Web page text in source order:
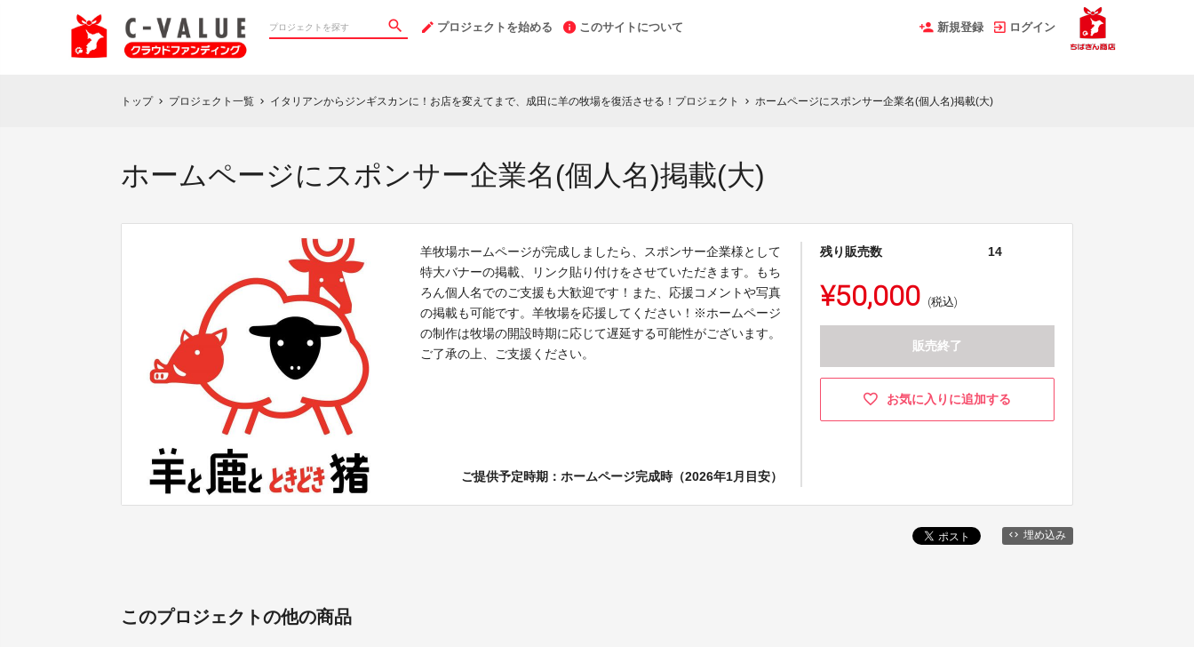
プロジェクトを始める このサイトについて 新規登録 ログイン
トップ chevron_right プロジェクト一覧 chevron_right イタリアンからジンギスカンに！お店を変えてまで、成田に羊の牧場を復活させる！プロジェクト chevron_right ホームページにスポンサー企業名(個人名)掲載(大)
ホームページにスポンサー企業名(個人名)掲載(大)
羊牧場ホームページが完成しましたら、スポンサー企業様として
特大バナーの掲載、リンク貼り付けをさせていただきます。もち
ろん個人名でのご支援も大歓迎です！また、応援コメントや写真
の掲載も可能です。羊牧場を応援してください！※ホームページ
の制作は牧場の開設時期に応じて遅延する可能性がございます。
ご了承の上、ご支援ください。
ご提供予定時期：ホームページ完成時（2026年1月目安）
残り販売数 14
¥50,000 (税込)
販売終了
お気に入りに追加する
埋め込み
このプロジェクトの他の商品